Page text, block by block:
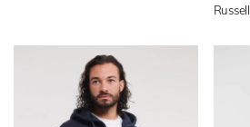
Russell